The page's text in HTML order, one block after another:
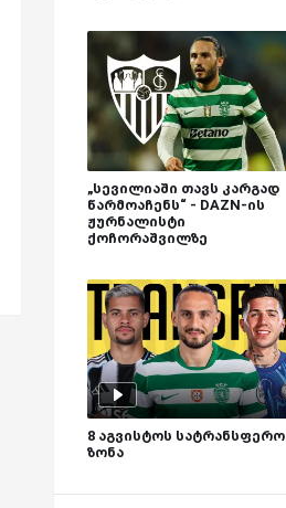
„სევილიაში თავს კარგად
წარმოაჩენს“ - DAZN-ის
ჟურნალისტი
ქოჩორაშვილზე
8 აგვისტოს სატრანსფერო
ზონა